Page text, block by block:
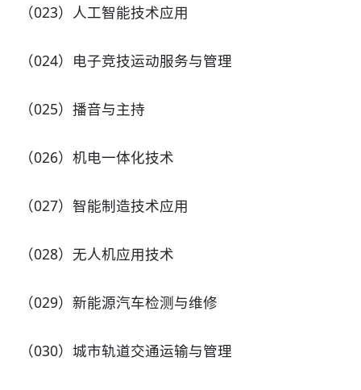
（023）人工智能技术应用
（024）电子竞技运动服务与管理
（025）播音与主持
（026）机电一体化技术
（027）智能制造技术应用
（028）无人机应用技术
（029）新能源汽车检测与维修
（030）城市轨道交通运输与管理